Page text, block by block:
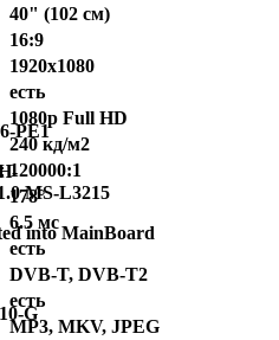
40" (102 см)
16:9
1920x1080
есть
1080p Full HD
240 кд/м2
120000:1
178°
6.5 мс
есть
DVB-T, DVB-T2
есть
MP3, MKV, JPEG
PE1
MS-L3215
into MainBoard
G